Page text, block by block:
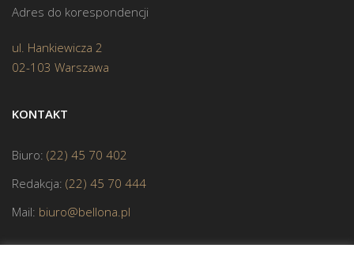
Adres do korespondencji
ul. Hankiewicza 2
02-103 Warszawa
KONTAKT
Biuro: (22) 45 70 402
Redakcja: (22) 45 70 444
Mail: biuro@bellona.pl